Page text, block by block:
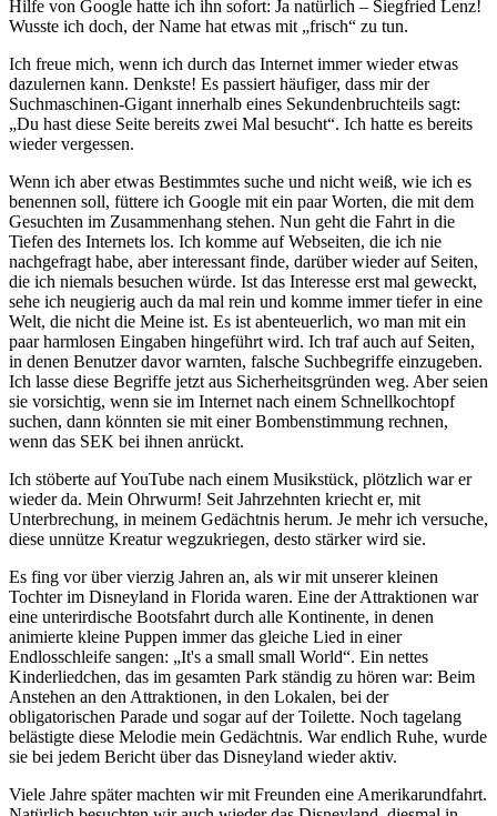
Hilfe von Google hatte ich ihn sofort: Ja natürlich – Siegfried Lenz!
Wusste ich doch, der Name hat etwas mit
frisch
zu tun.
Ich freue mich, wenn ich durch das Internet immer wieder etwas
dazulernen kann. Denkste! Es passiert häufiger, dass mir der
Suchmaschinen-Gigant innerhalb eines Sekundenbruchteils sagt:
Du hast diese Seite bereits zwei Mal besucht . Ich hatte es bereits
wieder vergessen.
Wenn ich aber etwas Bestimmtes suche und nicht weiß, wie ich es
benennen soll, füttere ich Google mit ein paar Worten, die mit dem
Gesuchten im Zusammenhang stehen. Nun geht die Fahrt in die
Tiefen des Internets los. Ich komme auf Webseiten, die ich nie
nachgefragt habe, aber interessant finde, darüber wieder auf Seiten,
die ich niemals besuchen würde. Ist das Interesse erst mal geweckt,
sehe ich neugierig auch da mal rein und komme immer tiefer in eine
Welt, die nicht die Meine ist. Es ist abenteuerlich, wo man mit ein
paar harmlosen Eingaben hingeführt wird. Ich traf auch auf Seiten,
in denen Benutzer davor warnten, falsche Suchbegriffe einzugeben.
Ich lasse diese Begriffe jetzt aus Sicherheitsgründen weg. Aber seien
sie vorsichtig, wenn sie im Internet nach einem Schnellkochtopf
suchen, dann könnten sie mit einer Bombenstimmung rechnen,
wenn das SEK bei ihnen anrückt.
Ich stöberte auf YouTube nach einem Musikstück, plötzlich war er
wieder da. Mein Ohrwurm! Seit Jahrzehnten kriecht er, mit
Unterbrechung, in meinem Gedächtnis herum. Je mehr ich versuche,
diese unnütze Kreatur wegzukriegen, desto stärker wird sie.
Es fing vor über vierzig Jahren an, als wir mit unserer kleinen
Tochter im Disneyland in Florida waren. Eine der Attraktionen war
eine unterirdische Bootsfahrt durch alle Kontinente, in denen
animierte kleine Puppen immer das gleiche Lied in einer
Endlosschleife sangen:
It's a small small World . Ein nettes
Kinderliedchen, das im gesamten Park ständig zu hören war: Beim
Anstehen an den Attraktionen, in den Lokalen, bei der
obligatorischen Parade und sogar auf der Toilette. Noch tagelang
belästigte diese Melodie mein Gedächtnis. War endlich Ruhe, wurde
sie bei jedem Bericht über das Disneyland wieder aktiv.
Viele Jahre später machten wir mit Freunden eine Amerikarundfahrt.